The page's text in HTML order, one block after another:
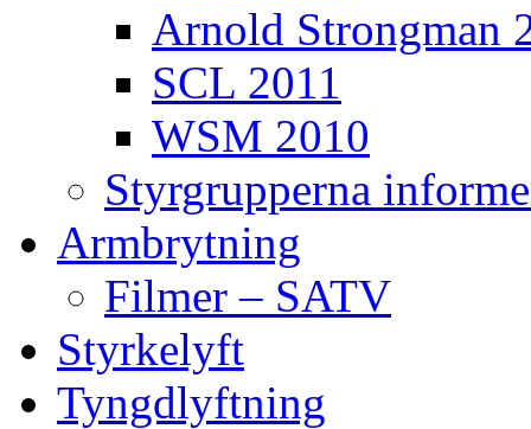
Arnold Strongman
SCL 2011
WSM 2010
Styrgrupperna
Armbrytning
Filmer – SATV
Styrkelyft
Tyngdlyftning